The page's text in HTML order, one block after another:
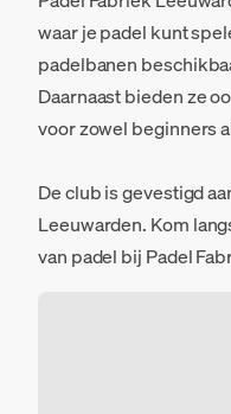
waar je padel kunt
padelbanen
Daarnaast bieden ze
voor zowel beginners
De club is gevestigd
Leeuwarden. Kom
van padel bij Padel